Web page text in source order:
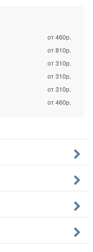
от 460р.
от 810р.
от 310р.
от 310р.
от 310р.
от 460р.